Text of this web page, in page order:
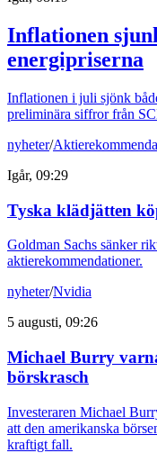
Inflationen
energipriserna
Inflationen i juli sjönk
preliminära siffror från
nyheter/
Igår, 09:29
Tyska klädjätten
Goldman Sachs sänker
aktierekommendationer.
nyheter/Nvidia
5 augusti, 09:26
Michael Burry
börskrasch
Investeraren Michael
att den amerikanska
kraftigt fall.